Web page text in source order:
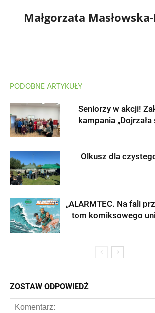
Małgorzata
PODOBNE ARTYKUŁY
Seniorzy w akcji!
kampania
Olkusz dla
„ALARMTEC. Na fali
tom komiksowego
ZOSTAW ODPOWIEDŹ